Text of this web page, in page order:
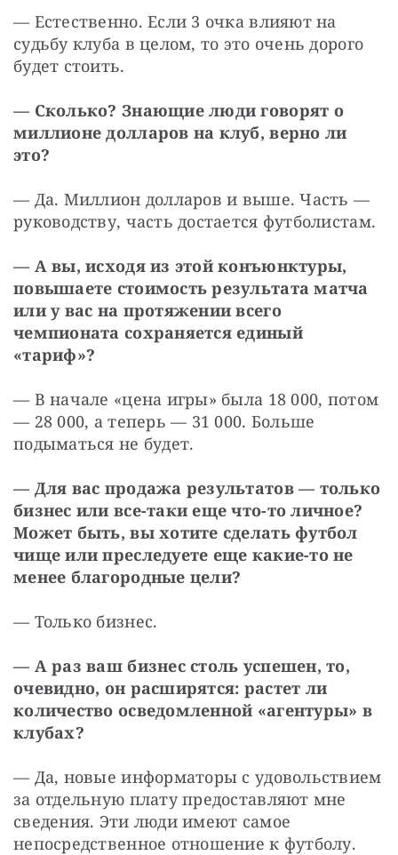
— Естественно. Если 3 очка влияют на
судьбу клуба в целом, то это очень дорого
будет стоить.
— Сколько? Знающие люди говорят о
миллионе долларов на клуб, верно ли
это?
— Да. Миллион долларов и выше. Часть —
руководству, часть достается футболистам.
— А вы, исходя из этой конъюнктуры,
повышаете стоимость результата матча
или у вас на протяжении всего
чемпионата сохраняется единый
«тариф»?
— В начале «цена игры» была 18 000, потом
— 28 000, а теперь — 31 000. Больше
подыматься не будет.
— Для вас продажа результатов — только
бизнес или все-таки еще что-то личное?
Может быть, вы хотите сделать футбол
чище или преследуете еще какие-то не
менее благородные цели?
— Только бизнес.
— А раз ваш бизнес столь успешен, то,
очевидно, он расширятся: растет ли
количество осведомленной «агентуры» в
клубах?
— Да, новые информаторы с удовольствием
за отдельную плату предоставляют мне
сведения. Эти люди имеют самое
непосредственное отношение к футболу.